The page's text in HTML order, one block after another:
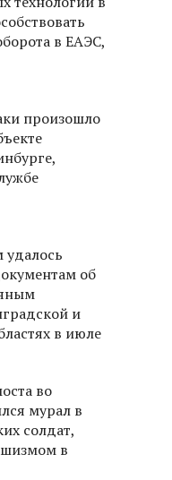
в ЕАЭС,
произошло
удалось
об
и
в июле
во
мурал в
солдат,
в